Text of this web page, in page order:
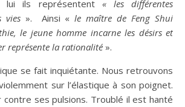
lui ils représentent « les différentes
vies ». Ainsi « le maître de Feng Shui
le jeune homme incarne les désirs et
représente la rationalité ».
se fait inquiétante. Nous retrouvons
sur l’élastique à son poignet.
contre ses pulsions. Troublé il est hanté